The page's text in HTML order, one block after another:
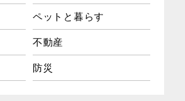
ペットと暮らす
不動産
防災